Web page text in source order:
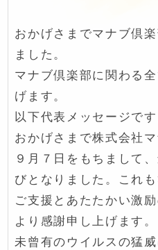
おかげさまでマナブ倶
ました。
マナブ倶楽部に関わる
げます。
以下代表メッセージです
おかげさまで株式会社
９月７日をもちまして
びとなりました。これ
ご支援とあたたかい激
より感謝申し上げます。
未曾有のウイルスの猛